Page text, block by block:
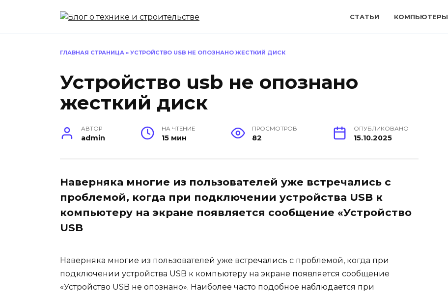
СТАТЬИ КОМПЬЮТЕРЫ
ГЛАВНАЯ СТРАНИЦА » УСТРОЙСТВО USB НЕ ОПОЗНАНО ЖЕСТКИЙ ДИСК
Устройство usb не опознано
жесткий диск
АВТОР
admin
НА ЧТЕНИЕ
15 мин
ПРОСМОТРОВ
82
ОПУБЛИКОВАНО
15.10.2025
Наверняка многие из пользователей уже встречались с
проблемой, когда при подключении устройства USB к
компьютеру на экране появляется сообщение «Устройство
USB
Наверняка многие из пользователей уже встречались с проблемой, когда при
подключении устройства USB к компьютеру на экране появляется сообщение
«Устройство USB не опознано». Наиболее часто подобное наблюдается при